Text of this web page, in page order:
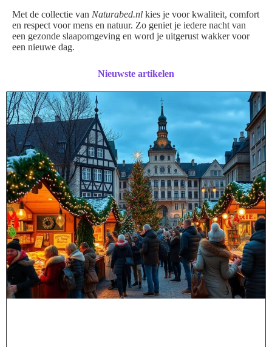
Met de collectie van Naturabed.nl kies je voor kwaliteit, comfort
en respect voor mens en natuur. Zo geniet je iedere nacht van
een gezonde slaapomgeving en word je uitgerust wakker voor
een nieuwe dag.
Nieuwste artikelen